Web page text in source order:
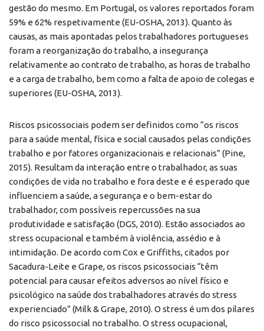
gestão do mesmo. Em Portugal, os valores reportados foram
59% e 62% respetivamente (EU-OSHA, 2013). Quanto às
causas, as mais apontadas pelos trabalhadores portugueses
foram a reorganização do trabalho, a insegurança
relativamente ao contrato de trabalho, as horas de trabalho
e a carga de trabalho, bem como a falta de apoio de colegas e
superiores (EU-OSHA, 2013).
Riscos psicossociais podem ser definidos como “os riscos
para a saúde mental, física e social causados pelas condições
trabalho e por fatores organizacionais e relacionais” (Pine,
2015). Resultam da interação entre o trabalhador, as suas
condições de vida no trabalho e fora deste e é esperado que
influenciem a saúde, a segurança e o bem-estar do
trabalhador, com possíveis repercussões na sua
produtividade e satisfação (DGS, 2010). Estão associados ao
stress ocupacional e também à violência, assédio e à
intimidação. De acordo com Cox e Griffiths, citados por
Sacadura-Leite e Grape, os riscos psicossociais “têm
potencial para causar efeitos adversos ao nível físico e
psicológico na saúde dos trabalhadores através do stress
experienciado” (Milk & Grape, 2010). O stress é um dos pilares
do risco psicossocial no trabalho. O stress ocupacional,